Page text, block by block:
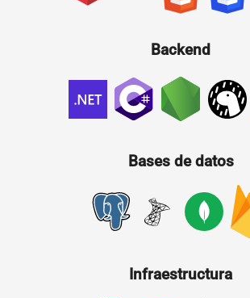
Backend
Bases de datos
Infraestructura